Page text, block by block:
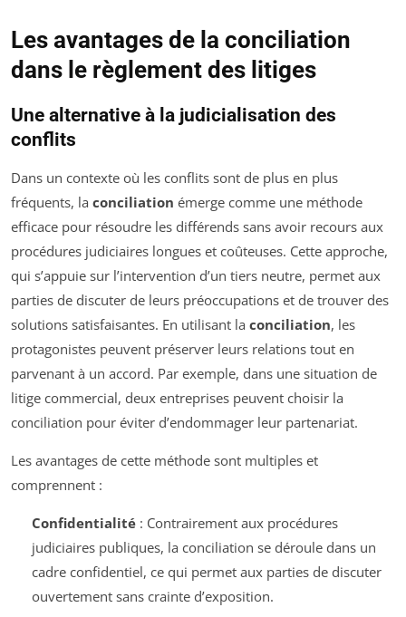
Les avantages de la conciliation
dans le règlement des litiges
Une alternative à la judicialisation des
conflits
Dans un contexte où les conflits sont de plus en plus
fréquents, la conciliation émerge comme une méthode
efficace pour résoudre les différends sans avoir recours aux
procédures judiciaires longues et coûteuses. Cette approche,
qui s’appuie sur l’intervention d’un tiers neutre, permet aux
parties de discuter de leurs préoccupations et de trouver des
solutions satisfaisantes. En utilisant la conciliation, les
protagonistes peuvent préserver leurs relations tout en
parvenant à un accord. Par exemple, dans une situation de
litige commercial, deux entreprises peuvent choisir la
conciliation pour éviter d’endommager leur partenariat.
Les avantages de cette méthode sont multiples et
comprennent :
Confidentialité: Contrairement aux procédures
judiciaires publiques, la conciliation se déroule dans un
cadre confidentiel, ce qui permet aux parties de discuter
ouvertement sans crainte d’exposition.